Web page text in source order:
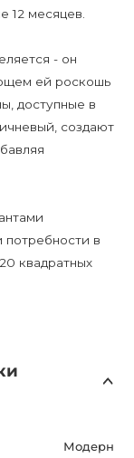
12 месяцев.
- он
ей роскошь
доступные в
создают
потребности в
квадратных
площадью 20-
Ø 50*H42 см
площадью
размером Ø
Модерн